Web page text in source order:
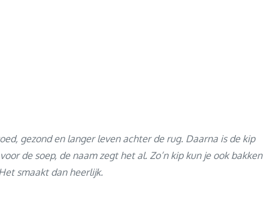
gezond en langer leven achter de rug. Daarna is de kip
de soep, de naam zegt het al. Zo’n kip kun je ook bakken
smaakt dan heerlijk.